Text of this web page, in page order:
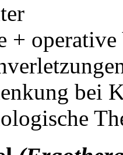
+ operative
bei